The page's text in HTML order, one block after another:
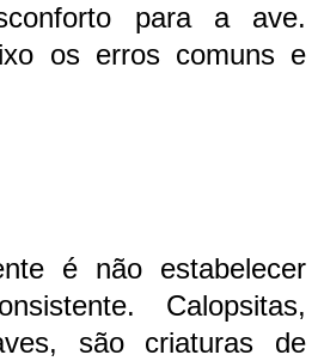
para a ave.
os erros comuns e
é não estabelecer
Calopsitas,
são criaturas de